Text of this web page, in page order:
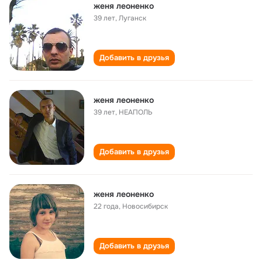
женя леоненко
39 лет,Луганск
Добавить в друзья
женя леоненко
39 лет, НЕАПОЛЬ
Добавить в друзья
женя леоненко
22 года, Новосибирск
Добавить в друзья